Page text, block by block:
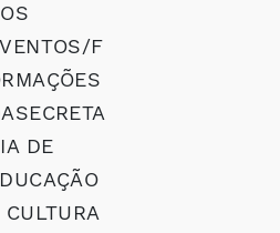
F
DE
CULTURA